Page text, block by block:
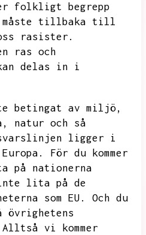
folkligt begrepp
måste tillbaka till
rasister.
ras och
kan delas in i
betingat av miljö,
natur och så
ligger i
För du kommer
på nationerna
lita på de
som EU.
Och du
Alltså vi kommer